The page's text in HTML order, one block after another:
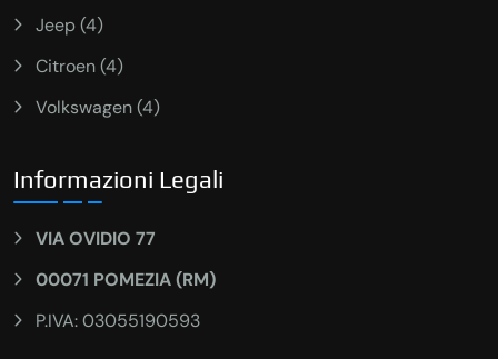
Jeep (4)
Citroen (4)
Volkswagen (4)
Informazioni Legali
VIA OVIDIO 77
00071 POMEZIA (RM)
P.IVA: 03055190593